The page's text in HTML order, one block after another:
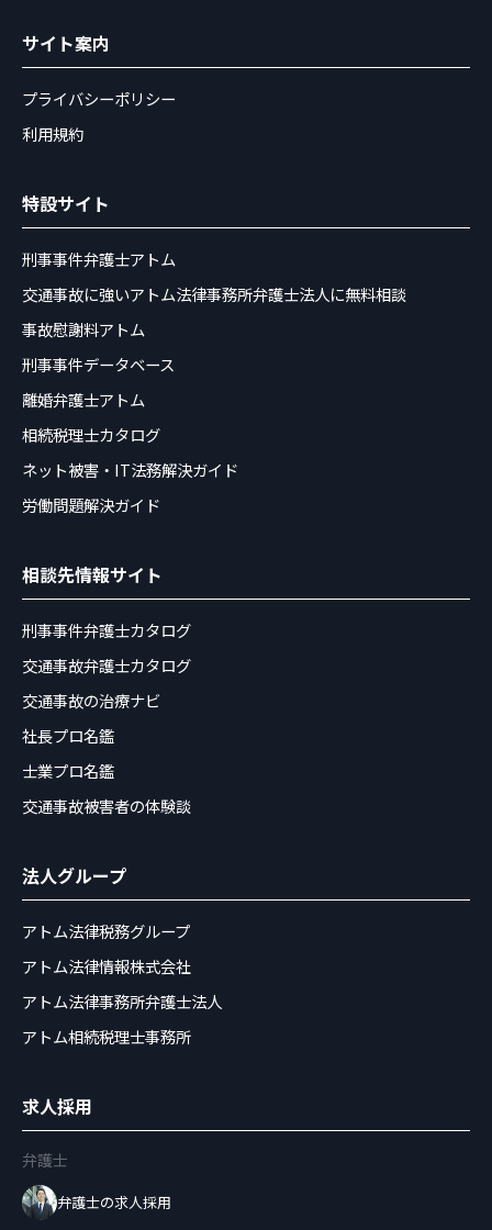
サイト案内
プライバシーポリシー
利用規約
特設サイト
刑事事件弁護士アトム
交通事故に強いアトム法律事務所弁護士法人に無料相談
事故慰謝料アトム
刑事事件データベース
離婚弁護士アトム
相続税理士カタログ
ネット被害・IT法務解決ガイド
労働問題解決ガイド
相談先情報サイト
刑事事件弁護士カタログ
交通事故弁護士カタログ
交通事故の治療ナビ
社長プロ名鑑
士業プロ名鑑
交通事故被害者の体験談
法人グループ
アトム法律税務グループ
アトム法律情報株式会社
アトム法律事務所弁護士法人
アトム相続税理士事務所
求人採用
弁護士
弁護士の求人採用